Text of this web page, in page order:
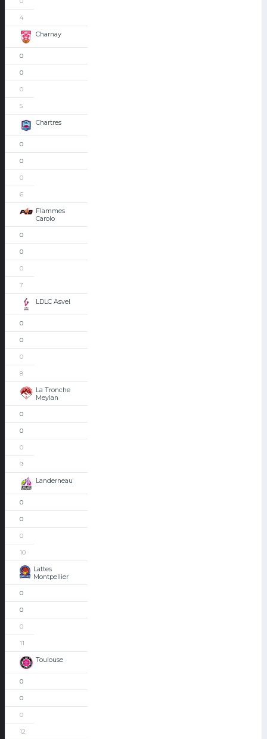
4
Charnay
0
0
0
5
Chartres
0
0
0
6
Flammes
Carolo
0
0
0
7
LDLC Asvel
0
0
0
8
La Tronche
Meylan
0
0
0
9
Landerneau
0
0
0
10
Lattes
Montpellier
0
0
0
11
Toulouse
0
0
0
12